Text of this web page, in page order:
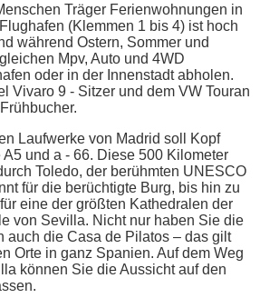
Träger Ferienwohnungen in
(Klemmen 1 bis 4) ist hoch
während Ostern, Sommer und
Mpv, Auto und 4WD
oder in der Innenstadt abholen.
Vivaro 9 - Sitzer und dem VW Touran
Laufwerke von Madrid soll Kopf
und a - 66. Diese 500 Kilometer
Toledo, der berühmten UNESCO
für die berüchtigte Burg, bis hin zu
eine der größten Kathedralen der
von Sevilla. Nicht nur haben Sie die
auch die Casa de Pilatos – das gilt
Orte in ganz Spanien. Auf dem Weg
können Sie die Aussicht auf den